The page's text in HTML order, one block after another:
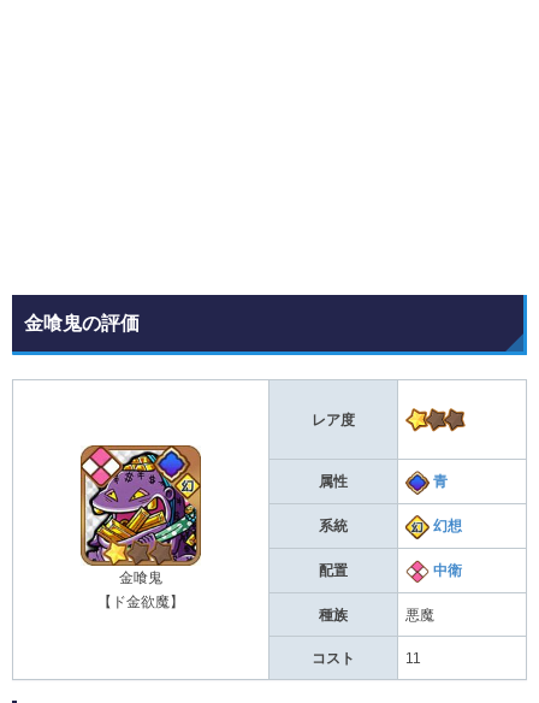
金喰鬼の評価
金喰鬼
【ド金欲魔】
レア度
属性 青
系統 幻想
配置 中衛
種族 悪魔
コスト 11